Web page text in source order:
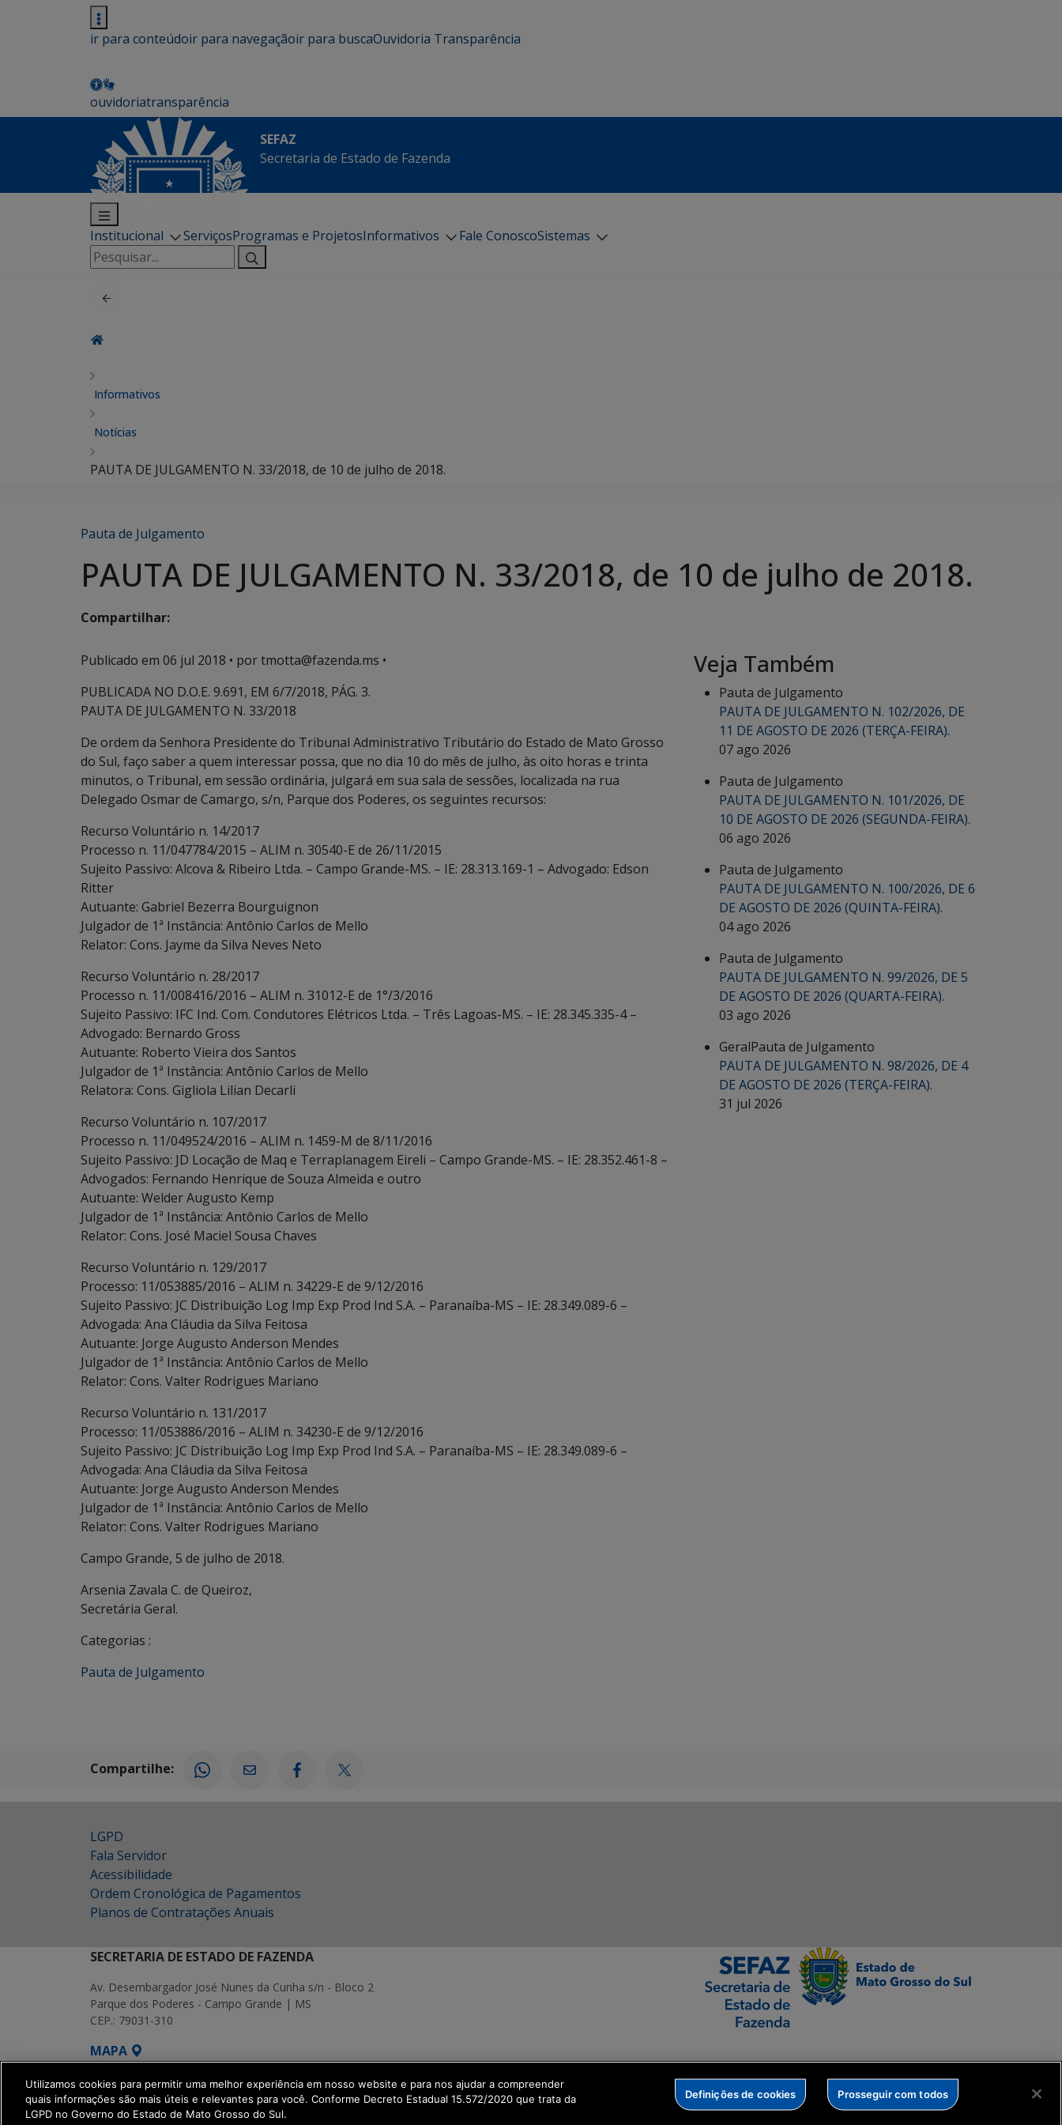
ir para conteúdoir para navegaçãoir para buscaOuvidoria Transparência
ouvidoriatransparência
SEFAZ
Secretaria de Estado de Fazenda
Institucional ServiçosProgramas e ProjetosInformativos Fale ConoscoSistemas
Pesquisar
por:
Informativos
Notícias
PAUTA DE JULGAMENTO N. 33/2018, de 10 de julho de 2018.
Pauta de Julgamento
PAUTA DE JULGAMENTO N. 33/2018, de 10 de julho de 2018.
Compartilhar:
Publicado em 06 jul 2018 • por tmotta@fazenda.ms •
PUBLICADA NO D.O.E. 9.691, EM 6/7/2018, PÁG. 3.
PAUTA DE JULGAMENTO N. 33/2018
De ordem da Senhora Presidente do Tribunal Administrativo Tributário do Estado de Mato Grosso
do Sul, faço saber a quem interessar possa, que no dia 10 do mês de julho, às oito horas e trinta
minutos, o Tribunal, em sessão ordinária, julgará em sua sala de sessões, localizada na rua
Delegado Osmar de Camargo, s/n, Parque dos Poderes, os seguintes recursos:
Recurso Voluntário n. 14/2017
Processo n. 11/047784/2015 – ALIM n. 30540-E de 26/11/2015
Sujeito Passivo: Alcova & Ribeiro Ltda. – Campo Grande-MS. – IE: 28.313.169-1 – Advogado: Edson
Ritter
Autuante: Gabriel Bezerra Bourguignon
Julgador de 1ª Instância: Antônio Carlos de Mello
Relator: Cons. Jayme da Silva Neves Neto
Recurso Voluntário n. 28/2017
Processo n. 11/008416/2016 – ALIM n. 31012-E de 1°/3/2016
Sujeito Passivo: IFC Ind. Com. Condutores Elétricos Ltda. – Três Lagoas-MS. – IE: 28.345.335-4 –
Advogado: Bernardo Gross
Autuante: Roberto Vieira dos Santos
Julgador de 1ª Instância: Antônio Carlos de Mello
Relatora: Cons. Gigliola Lilian Decarli
Recurso Voluntário n. 107/2017
Processo n. 11/049524/2016 – ALIM n. 1459-M de 8/11/2016
Sujeito Passivo: JD Locação de Maq e Terraplanagem Eireli – Campo Grande-MS. – IE: 28.352.461-8 –
Advogados: Fernando Henrique de Souza Almeida e outro
Autuante: Welder Augusto Kemp
Julgador de 1ª Instância: Antônio Carlos de Mello
Relator: Cons. José Maciel Sousa Chaves
Recurso Voluntário n. 129/2017
Processo: 11/053885/2016 – ALIM n. 34229-E de 9/12/2016
Sujeito Passivo: JC Distribuição Log Imp Exp Prod Ind S.A. – Paranaíba-MS – IE: 28.349.089-6 –
Advogada: Ana Cláudia da Silva Feitosa
Autuante: Jorge Augusto Anderson Mendes
Julgador de 1ª Instância: Antônio Carlos de Mello
Relator: Cons. Valter Rodrigues Mariano
Recurso Voluntário n. 131/2017
Processo: 11/053886/2016 – ALIM n. 34230-E de 9/12/2016
Sujeito Passivo: JC Distribuição Log Imp Exp Prod Ind S.A. – Paranaíba-MS – IE: 28.349.089-6 –
Advogada: Ana Cláudia da Silva Feitosa
Autuante: Jorge Augusto Anderson Mendes
Julgador de 1ª Instância: Antônio Carlos de Mello
Relator: Cons. Valter Rodrigues Mariano
Campo Grande, 5 de julho de 2018.
Arsenia Zavala C. de Queiroz,
Secretária Geral.
Categorias :
Pauta de Julgamento
Veja Também
Pauta de Julgamento
PAUTA DE JULGAMENTO N. 102/2026, DE
11 DE AGOSTO DE 2026 (TERÇA-FEIRA).
07 ago 2026
Pauta de Julgamento
PAUTA DE JULGAMENTO N. 101/2026, DE
10 DE AGOSTO DE 2026 (SEGUNDA-FEIRA).
06 ago 2026
Pauta de Julgamento
PAUTA DE JULGAMENTO N. 100/2026, DE 6
DE AGOSTO DE 2026 (QUINTA-FEIRA).
04 ago 2026
Pauta de Julgamento
PAUTA DE JULGAMENTO N. 99/2026, DE 5
DE AGOSTO DE 2026 (QUARTA-FEIRA).
03 ago 2026
GeralPauta de Julgamento
PAUTA DE JULGAMENTO N. 98/2026, DE 4
DE AGOSTO DE 2026 (TERÇA-FEIRA).
31 jul 2026
Compartilhe:
LGPD
Fala Servidor
Acessibilidade
Ordem Cronológica de Pagamentos
Planos de Contratações Anuais
SECRETARIA DE ESTADO DE FAZENDA
Av. Desembargador José Nunes da Cunha s/n - Bloco 2
Parque dos Poderes - Campo Grande | MS
CEP.: 79031-310
MAPA
SETDIG | Secretaria-Executiva de Transformação Digital
get_footer();
Utilizamos cookies para permitir uma melhor experiência em nosso website e para nos ajudar a compreender
quais informações são mais úteis e relevantes para você. Conforme Decreto Estadual 15.572/2020 que trata da
LGPD no Governo do Estado de Mato Grosso do Sul.
Definições de cookies Prosseguir com todos